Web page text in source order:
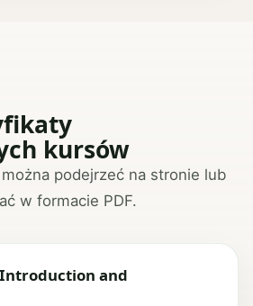
kursów
podejrzeć na stronie lub
w formacie PDF.
and